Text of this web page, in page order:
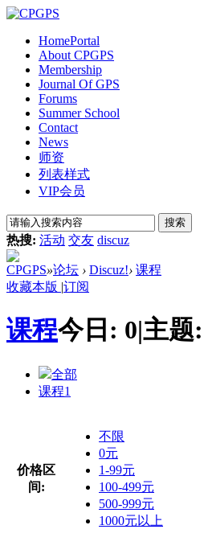
HomePortal
About CPGPS
Membership
Journal Of GPS
Forums
Summer School
Contact
News
师资
列表样式
VIP会员
搜索
热搜: 活动 交友 discuz
CPGPS»论坛 › Discuz!› 课程
收藏本版 |订阅
课程今日: 0|主题:
全部
课程1
价格区
间:
不限
0元
1-99元
100-499元
500-999元
1000元以上